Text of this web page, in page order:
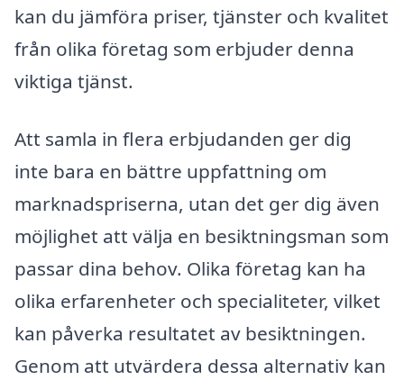
kan du jämföra priser, tjänster och kvalitet
från olika företag som erbjuder denna
viktiga tjänst.
Att samla in flera erbjudanden ger dig
inte bara en bättre uppfattning om
marknadspriserna, utan det ger dig även
möjlighet att välja en besiktningsman som
passar dina behov. Olika företag kan ha
olika erfarenheter och specialiteter, vilket
kan påverka resultatet av besiktningen.
Genom att utvärdera dessa alternativ kan